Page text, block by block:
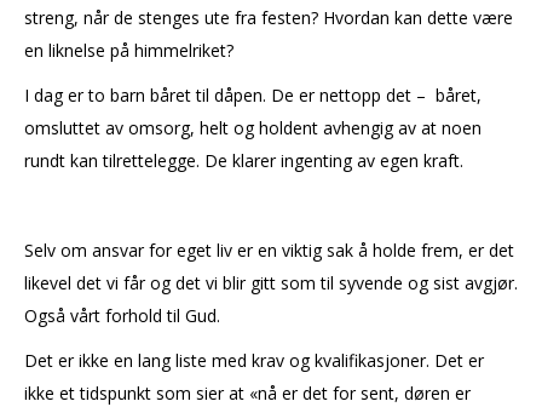
streng, når de stenges ute fra festen? Hvordan kan dette være
en liknelse på himmelriket?
I dag er to barn båret til dåpen. De er nettopp det – båret,
omsluttet av omsorg, helt og holdent avhengig av at noen
rundt kan tilrettelegge. De klarer ingenting av egen kraft.
Selv om ansvar for eget liv er en viktig sak å holde frem, er det
likevel det vi får og det vi blir gitt som til syvende og sist avgjør.
Også vårt forhold til Gud.
Det er ikke en lang liste med krav og kvalifikasjoner. Det er
ikke et tidspunkt som sier at «nå er det for sent, døren er